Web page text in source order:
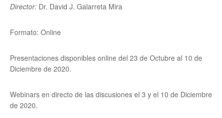
Director: Dr. David J. Galarreta Mira
Formato: Online
Presentaciones disponibles online del 23 de Octubre al 10 de
Diciembre de 2020.
Webinars en directo de las discusiones el 3 y el 10 de Diciembre
de 2020.